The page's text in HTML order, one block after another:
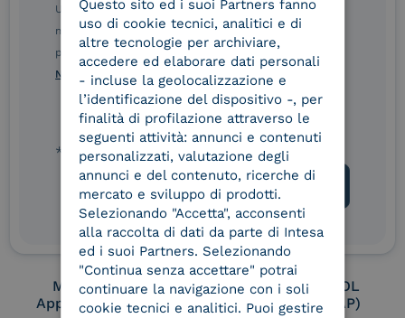
Conservatore
qualificato
UNI EN ISO 37001
UNI EN ISO 9001 UNI EN ISO 27001
UNI EN ISO 27017 UNI EN ISO 27018
Membro Adobe
Approved Trust List
Certified PEPPOL
Access Point (AP)
Ulteriori informazioni sulle procedure sono disponibili
nelle Norme di tutela della privacy INTESA. Inoltrando il
presente modulo, dichiaro di aver letto e compreso le
Norme di tutela della privacy INTESA
.
* campo obbligatorio
ITALIAN
Questo sito ed i suoi Partners fanno
uso di cookie tecnici, analitici e di
altre tecnologie per archiviare,
accedere ed elaborare dati personali
- incluse la geolocalizzazione e
l’identificazione del dispositivo -, per
finalità di profilazione attraverso le
seguenti attività: annunci e contenuti
personalizzati, valutazione degli
annunci e del contenuto, ricerche di
mercato e sviluppo di prodotti.
Selezionando "Accetta", acconsenti
alla raccolta di dati da parte di Intesa
ed i suoi Partners. Selezionando
"Continua senza accettare" potrai
continuare la navigazione con i soli
cookie tecnici e analitici. Puoi gestire